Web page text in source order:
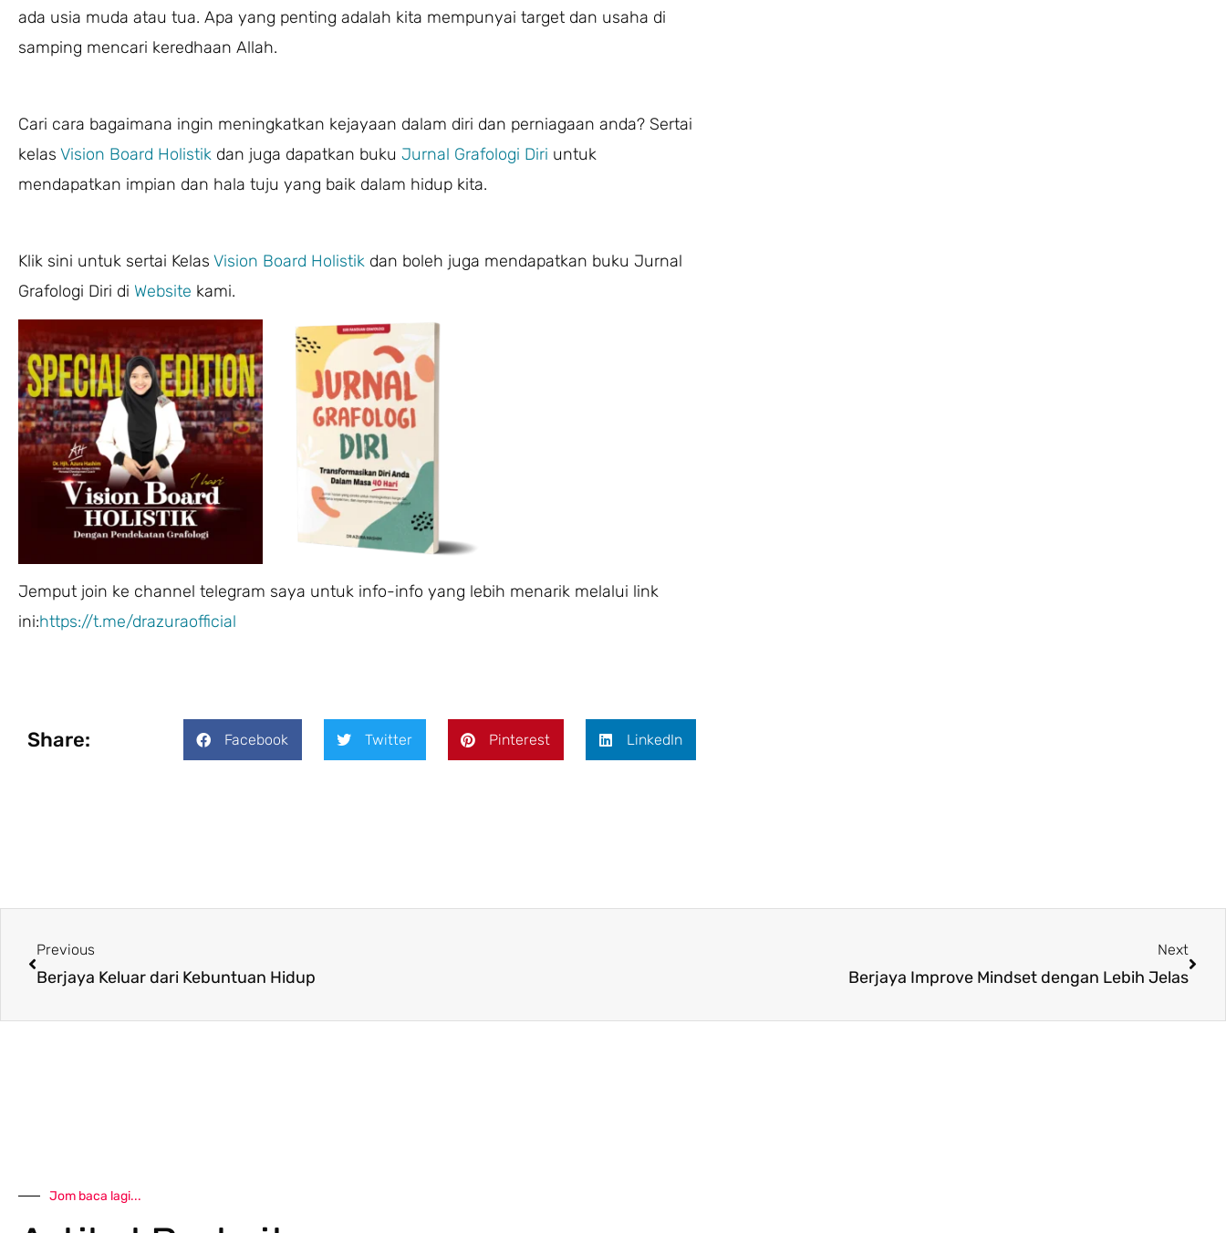
ada usia muda atau tua. Apa yang penting adalah kita mempunyai target dan usaha di
samping mencari keredhaan Allah.
Cari cara bagaimana ingin meningkatkan kejayaan dalam diri dan perniagaan anda? Sertai
kelas Vision Board Holistik dan juga dapatkan buku Jurnal Grafologi Diri untuk
mendapatkan impian dan hala tuju yang baik dalam hidup kita.
Klik sini untuk sertai Kelas Vision Board Holistik dan boleh juga mendapatkan buku Jurnal
Grafologi Diri di Website kami.
Jemput join ke channel telegram saya untuk info-info yang lebih menarik melalui link
ini:https://t.me/drazuraofficial
Share: Facebook Twitter Pinterest LinkedIn
Previous
Berjaya Keluar dari Kebuntuan Hidup
Next
Berjaya Improve Mindset dengan Lebih Jelas
Jom baca lagi...